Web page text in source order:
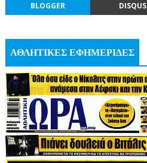
BLOGGER DISQUS
ΑΘΛΗΤΙΚΕΣ ΕΦΗΜΕΡΙΔΕΣ